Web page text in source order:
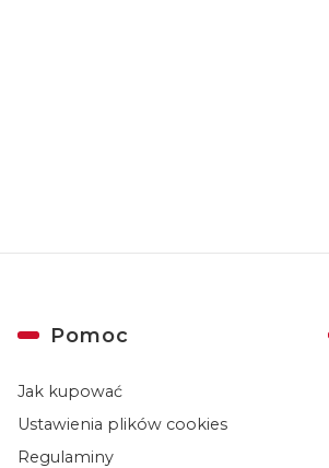
Linki w stopce
Pomoc
Jak kupować
Ustawienia plików cookies
Regulaminy